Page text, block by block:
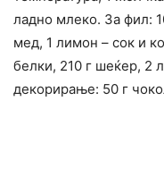
ладно млеко. За фил:
мед, 1 лимон – сок и
белки, 210 г шеќер, 2
декорирање: 50 г